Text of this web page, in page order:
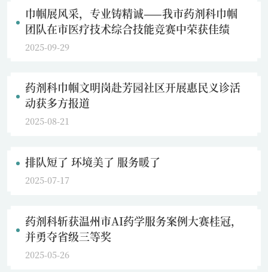
巾帼展风采，专业铸精诚——我市药剂科巾帼
团队在市医疗技术综合技能竞赛中荣获佳绩
2025-09-29
药剂科巾帼文明岗赴芳园社区开展惠民义诊活
动获多方报道
2025-08-21
排队短了 环境美了 服务暖了
2025-07-17
药剂科斩获温州市AI药学服务案例大赛桂冠，
并勇夺省级三等奖
2025-05-26